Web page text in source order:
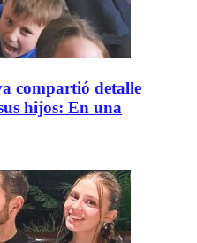
compartió detalle
hijos: En una